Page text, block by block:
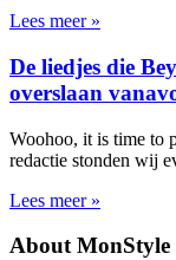
Lees meer »
De liedjes die
overslaan
Woohoo, it is time to
redactie stonden wij
Lees meer »
About MonStyle